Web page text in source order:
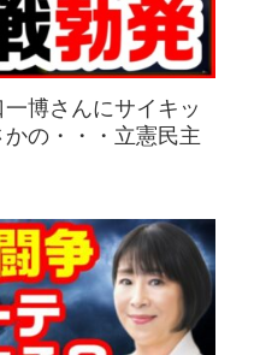
一博さんにサイキッ
の・・・立憲民主